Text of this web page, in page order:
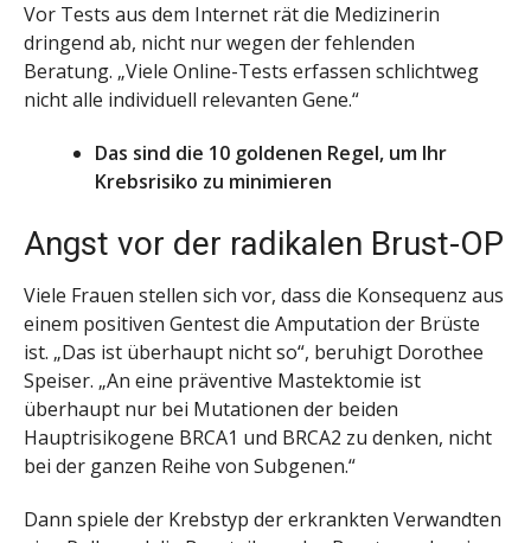
Vor Tests aus dem Internet rät die Medizinerin
dringend ab, nicht nur wegen der fehlenden
Beratung. „Viele Online-Tests erfassen schlichtweg
nicht alle individuell relevanten Gene.“
Das sind die 10 goldenen Regel, um Ihr
Krebsrisiko zu minimieren
Angst vor der radikalen Brust-OP
Viele Frauen stellen sich vor, dass die Konsequenz aus
einem positiven Gentest die Amputation der Brüste
ist. „Das ist überhaupt nicht so“, beruhigt Dorothee
Speiser. „An eine präventive Mastektomie ist
überhaupt nur bei Mutationen der beiden
Hauptrisikogene BRCA1 und BRCA2 zu denken, nicht
bei der ganzen Reihe von Subgenen.“
Dann spiele der Krebstyp der erkrankten Verwandten